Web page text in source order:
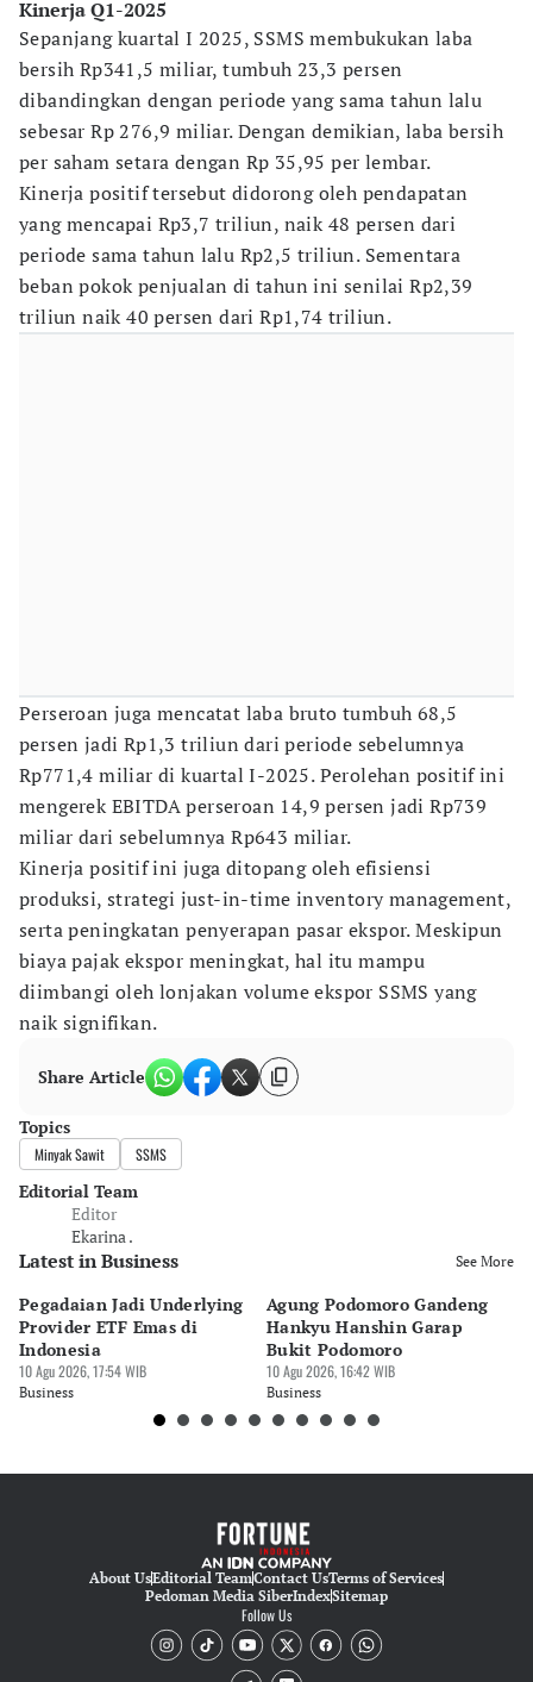
Kinerja Q1-2025
Sepanjang kuartal I 2025, SSMS membukukan laba
bersih Rp341,5 miliar, tumbuh 23,3 persen
dibandingkan dengan periode yang sama tahun lalu
sebesar Rp 276,9 miliar. Dengan demikian, laba bersih
per saham setara dengan Rp 35,95 per lembar.
Kinerja positif tersebut didorong oleh pendapatan
yang mencapai Rp3,7 triliun, naik 48 persen dari
periode sama tahun lalu Rp2,5 triliun. Sementara
beban pokok penjualan di tahun ini senilai Rp2,39
triliun naik 40 persen dari Rp1,74 triliun.
Perseroan juga mencatat laba bruto tumbuh 68,5
persen jadi Rp1,3 triliun dari periode sebelumnya
Rp771,4 miliar di kuartal I-2025. Perolehan positif ini
mengerek EBITDA perseroan 14,9 persen jadi Rp739
miliar dari sebelumnya Rp643 miliar.
Kinerja positif ini juga ditopang oleh efisiensi
produksi, strategi just-in-time inventory management,
serta peningkatan penyerapan pasar ekspor. Meskipun
biaya pajak ekspor meningkat, hal itu mampu
diimbangi oleh lonjakan volume ekspor SSMS yang
naik signifikan.
Share Article
Topics
Minyak Sawit SSMS
Editorial Team
Editor
Ekarina .
Latest in Business See More
Pegadaian Jadi Underlying
Provider ETF Emas di
Indonesia
10 Agu 2026, 17:54 WIB
Business
Agung Podomoro Gandeng
Hankyu Hanshin Garap
Bukit Podomoro
10 Agu 2026, 16:42 WIB
Business
About UsEditorial TeamContact UsTerms of Services
Pedoman Media SiberIndexSitemap
Follow Us